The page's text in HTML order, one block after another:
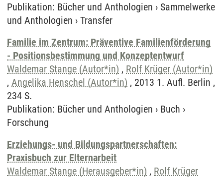
Publikation: Bücher und Anthologien › Sammelwerke
und Anthologien › Transfer
Familie im Zentrum: Präventive Familienförderung
- Positionsbestimmung und Konzeptentwurf
Waldemar Stange (Autor*in) , Rolf Krüger (Autor*in)
, Angelika Henschel (Autor*in) , 2013 1. Aufl. Berlin ,
234 S.
Publikation: Bücher und Anthologien › Buch ›
Forschung
Erziehungs- und Bildungspartnerschaften:
Praxisbuch zur Elternarbeit
Waldemar Stange (Herausgeber*in) , Rolf Krüger